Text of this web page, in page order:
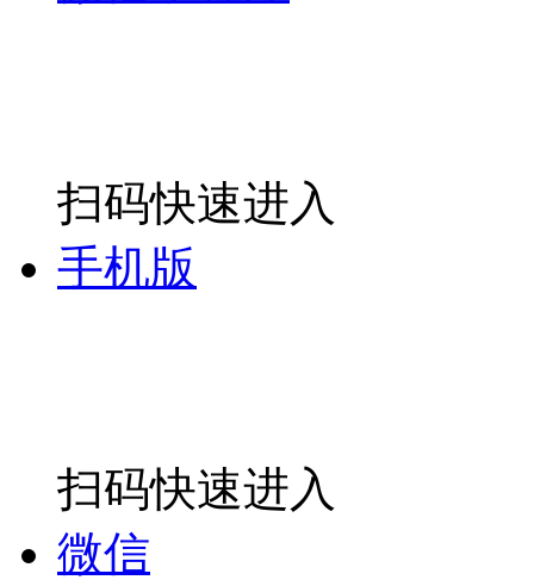
扫码快速进入
手机版
扫码快速进入
微信